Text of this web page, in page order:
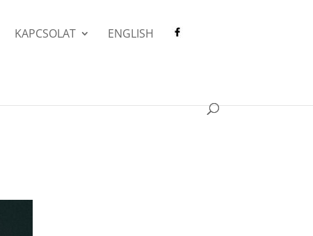
KAPCSOLAT ENGLISH